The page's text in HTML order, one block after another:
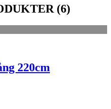
(6)
220cm